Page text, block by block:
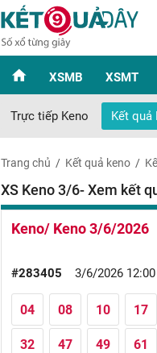
XSMB XSMT
Trực tiếp Keno Kết quả
Trang chủ Kết quả keno
XS Keno 3/6- Xem kết
Keno/ Keno 3/6/2026
#283405 3/6/2026 12:00
04 08 10 17
32 47 49 61